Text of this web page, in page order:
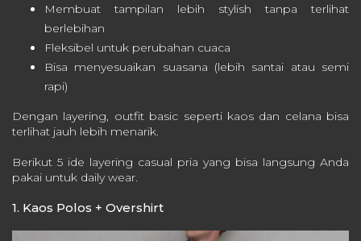
Membuat tampilan lebih stylish tanpa terlihat
berlebihan
Fleksibel untuk perubahan cuaca
Bisa menyesuaikan suasana (lebih santai atau semi
rapi)
Dengan layering, outfit basic seperti kaos dan celana bisa
terlihat jauh lebih menarik.
Berikut 5 ide layering casual pria yang bisa langsung Anda
pakai untuk daily wear.
1. Kaos Polos + Overshirt